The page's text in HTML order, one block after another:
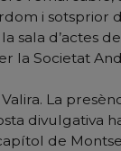
i sotsprior
sala d’actes
la Societat
La
divulgativa
de